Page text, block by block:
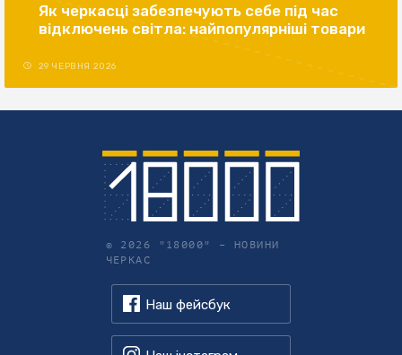
Як черкасці забезпечують себе під час
відключень світла: найпопулярніші товари
29 ЧЕРВНЯ 2026
© 2026 "18000" – НОВИНИ
ЧЕРКАС
Наш фейсбук